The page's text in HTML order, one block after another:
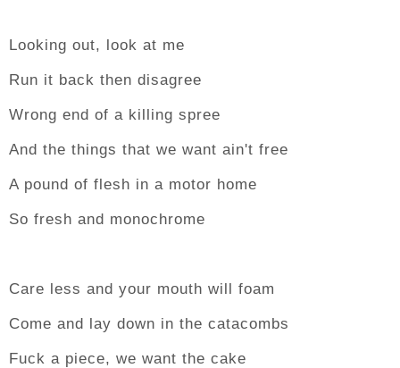
Looking out, look at me
Run it back then disagree
Wrong end of a killing spree
And the things that we want ain't free
A pound of flesh in a motor home
So fresh and monochrome
Care less and your mouth will foam
Come and lay down in the catacombs
Fuck a piece, we want the cake